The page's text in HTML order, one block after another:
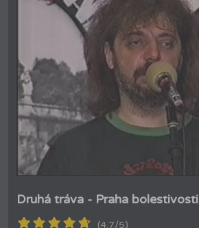
Druhá tráva - Praha bolestivosti
(4.7/5)